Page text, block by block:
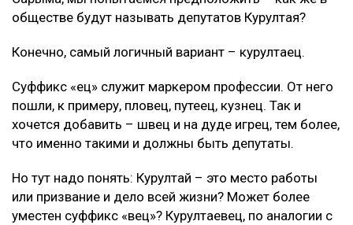
обществе будут называть депутатов Курултая?
Конечно, самый логичный вариант – курултаец.
Суффикс «ец» служит маркером профессии. От него
пошли, к примеру, пловец, путеец, кузнец. Так и
хочется добавить – швец и на дуде игрец, тем более,
что именно такими и должны быть депутаты.
Но тут надо понять: Курултай – это место работы
или призвание и дело всей жизни? Может более
уместен суффикс «вец»? Курултаевец, по аналогии с